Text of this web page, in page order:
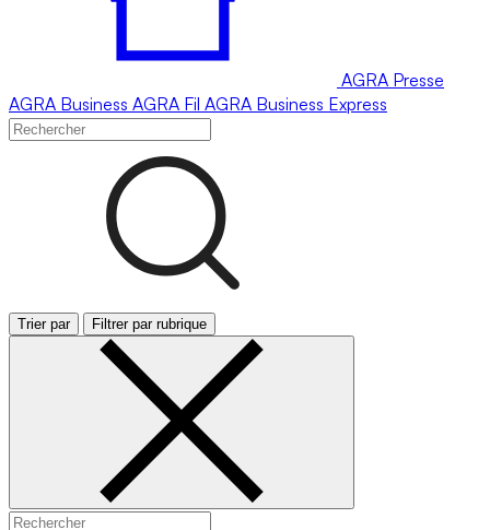
AGRA Presse
AGRA Business AGRA Fil AGRA Business Express
Trier par Filtrer par rubrique